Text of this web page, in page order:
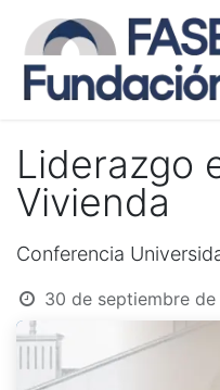
Liderazgo
Vivienda
Conferencia
30 de septiembre